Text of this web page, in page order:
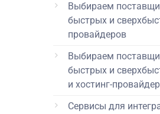
Выбираем
быстрых и
провайдеров
Выбираем
быстрых и
и хостинг-
Сервисы для